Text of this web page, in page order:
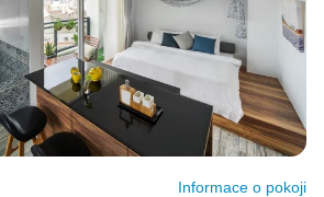
Informace o pokoji